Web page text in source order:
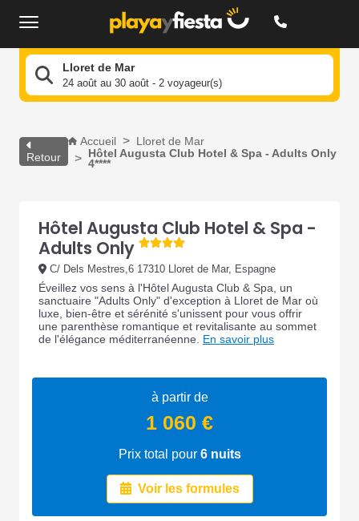
Lloret de Mar
24 août au 30 août - 2 voyageur(s)
Retour
Accueil
Lloret de Mar
Hôtel Augusta Club Hotel & Spa - Adults Only
4****
Hôtel Augusta Club Hotel & Spa -
Adults Only
C/ Dels Mestres,6 17310 Lloret de Mar, Espagne
Éveillez vos sens à l'Hôtel Augusta Club & Spa, un
sanctuaire "Adults Only" d'exception à Lloret de Mar où
luxe, bien-être et sérénité s'unissent pour vous offrir
une parenthèse romantique et revitalisante au sommet
de l'élégance méditerranéenne.
En savoir plus
à partir de
1 060 €
Prix total pour 6nuits
Voir les formules